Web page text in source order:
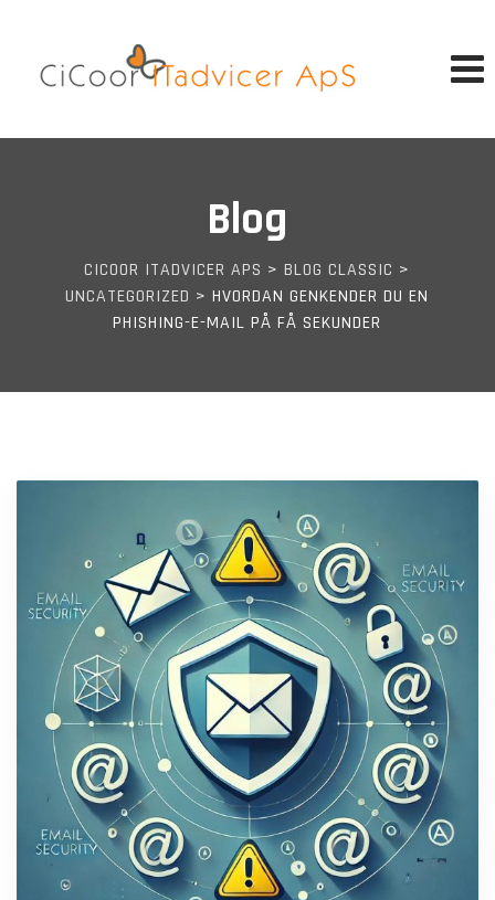
content
Blog
CICOOR ITADVICER APS >BLOG CLASSIC >
UNCATEGORIZED >HVORDAN GENKENDER DU EN
PHISHING-E-MAIL PÅ FÅ SEKUNDER